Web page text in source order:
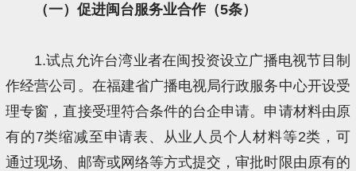
（一）促进闽台服务业合作（5条）
1.试点允许台湾业者在闽投资设立广播电视节目制
作经营公司。在福建省广播电视局行政服务中心开设受
理专窗，直接受理符合条件的台企申请。申请材料由原
有的7类缩减至申请表、从业人员个人材料等2类，可
通过现场、邮寄或网络等方式提交，审批时限由原有的